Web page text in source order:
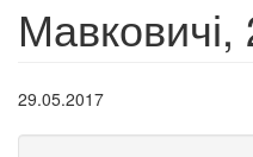
29.05.2017